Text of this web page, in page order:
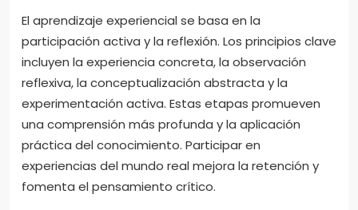
El aprendizaje experiencial se basa en la
participación activa y la reflexión. Los principios clave
incluyen la experiencia concreta, la observación
reflexiva, la conceptualización abstracta y la
experimentación activa. Estas etapas promueven
una comprensión más profunda y la aplicación
práctica del conocimiento. Participar en
experiencias del mundo real mejora la retención y
fomenta el pensamiento crítico.